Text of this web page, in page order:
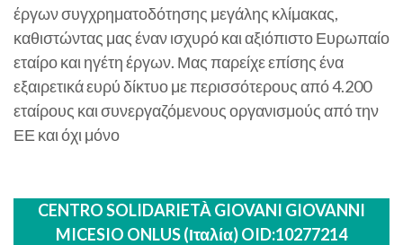
έργων συγχρηματοδότησης μεγάλης κλίμακας,
καθιστώντας μας έναν ισχυρό και αξιόπιστο Ευρωπαίο
εταίρο και ηγέτη έργων. Μας παρείχε επίσης ένα
εξαιρετικά ευρύ δίκτυο με περισσότερους από 4.200
εταίρους και συνεργαζόμενους οργανισμούς από την
ΕΕ και όχι μόνο
CENTRO SOLIDARIETÀ GIOVANI GIOVANNI
MICESIO ONLUS (Ιταλία) OID:10277214